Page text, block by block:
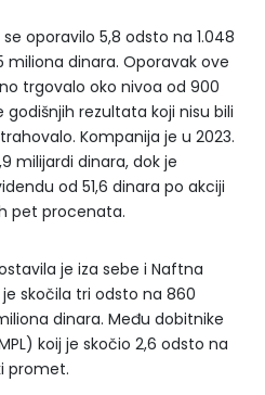
oporavilo 5,8 odsto na 1.048
miliona dinara. Oporavak ove
trgovalo oko nivoa od 900
rezultata koji nisu bili
Kompanija je u 2023.
milijardi dinara, dok je
od 51,6 dinara po akciji
pet procenata.
je iza sebe i Naftna
je skočila tri odsto na 860
dinara. Među dobitnike
koij je skočio 2,6 odsto na
promet.